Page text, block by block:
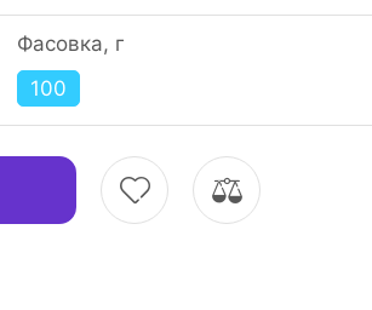
Фасовка, г
100